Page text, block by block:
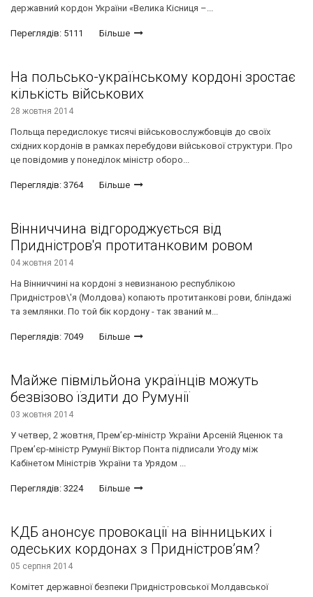
державний кордон України «Велика Кісниця –...
Переглядів: 5111 Більше
На польсько-українському кордоні зростає
кількість військових
28 жовтня 2014
Польща передислокує тисячі військовослужбовців до своїх
східних кордонів в рамках перебудови військової структури. Про
це повідомив у понеділок міністр оборо...
Переглядів: 3764 Більше
Вінниччина відгороджується від
Придністров'я протитанковим ровом
04 жовтня 2014
На Вінниччині на кордоні з невизнаною республікою
Придністров\'я (Молдова) копають протитанкові рови, бліндажі
та землянки. По той бік кордону - так званий м...
Переглядів: 7049 Більше
Майже півмільйона українців можуть
безвізово їздити до Румунії
03 жовтня 2014
У четвер, 2 жовтня, Прем’єр-міністр України Арсеній Яценюк та
Прем’єр-міністр Румунії Віктор Понта підписали Угоду між
Кабінетом Міністрів України та Урядом ...
Переглядів: 3224 Більше
КДБ анонсує провокації на вінницьких і
одеських кордонах з Придністров’ям?
05 серпня 2014
Комітет державної безпеки Придністровської Молдавської